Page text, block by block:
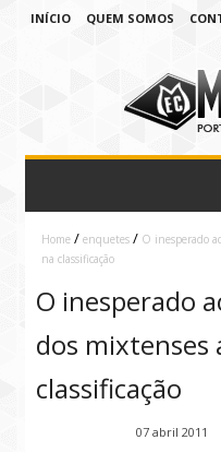
INÍCIO QUEM SOMOS
Home / enquetes / O inesperado
na classificação
O inesperado
dos mixtenses
classificação
07 abril 2011